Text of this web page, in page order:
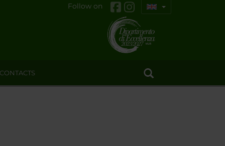
Follow on
CONTACTS